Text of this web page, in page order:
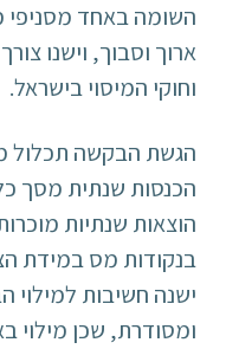
השומה באחד מסניפי
ארוך וסבוך, וישנו
וחוקי המיסוי בישראל.
הגשת הבקשה תכלול
הכנסות שנתית מסך
הוצאות שנתיות
בנקודות מס במידת
ישנה חשיבות
ומסודרת, שכן מילוי